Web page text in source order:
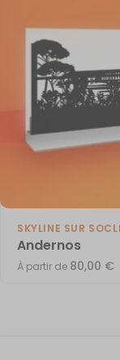
SKYLINE SUR
Andernos
À partir de 80,00 €